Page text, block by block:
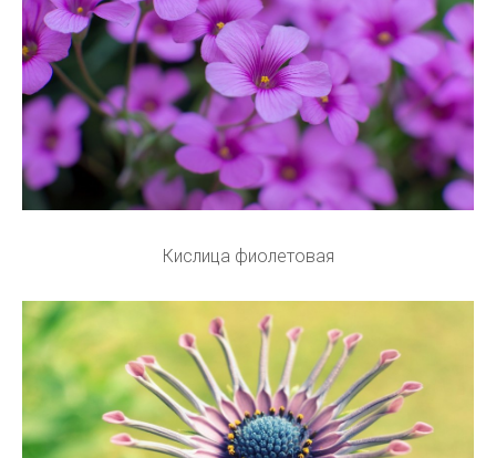
Кислица фиолетовая